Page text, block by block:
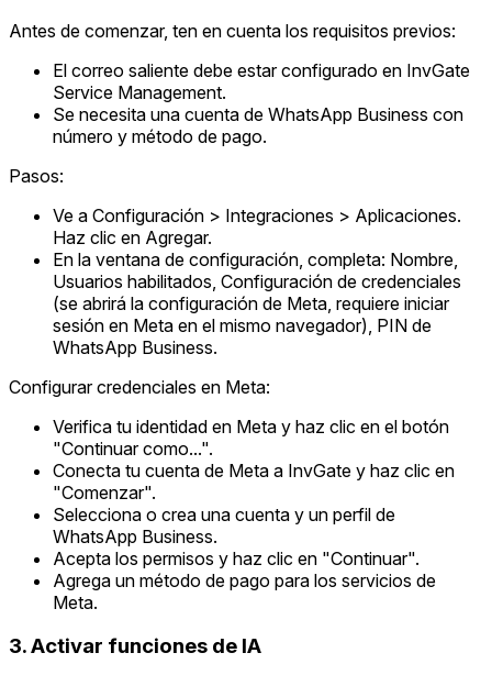
Antes de comenzar, ten en cuenta los requisitos previos:
El correo saliente debe estar configurado en InvGate
Service Management.
Se necesita una cuenta de WhatsApp Business con
número y método de pago.
Pasos:
Ve a Configuración > Integraciones > Aplicaciones.
Haz clic en Agregar.
En la ventana de configuración, completa: Nombre,
Usuarios habilitados, Configuración de credenciales
(se abrirá la configuración de Meta, requiere iniciar
sesión en Meta en el mismo navegador), PIN de
WhatsApp Business.
Configurar credenciales en Meta:
Verifica tu identidad en Meta y haz clic en el botón
"Continuar como...".
Conecta tu cuenta de Meta a InvGate y haz clic en
"Comenzar".
Selecciona o crea una cuenta y un perfil de
WhatsApp Business.
Acepta los permisos y haz clic en "Continuar".
Agrega un método de pago para los servicios de
Meta.
3. Activar funciones de IA